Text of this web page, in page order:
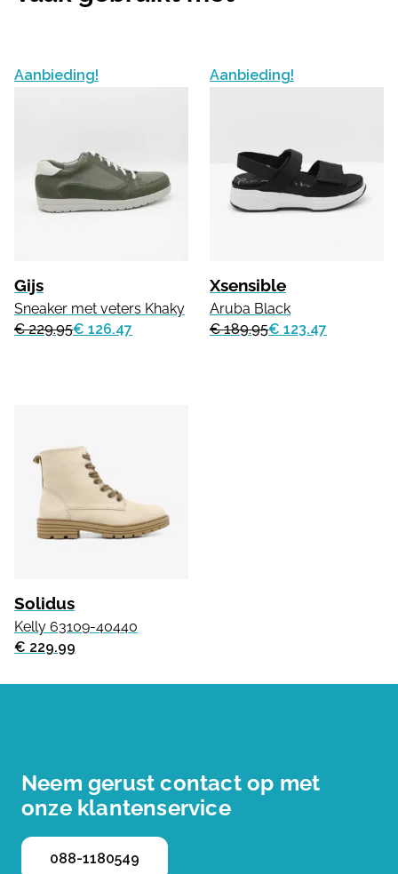
Aanbieding!
Gijs
Sneaker met veters Khaky
€ 229.95€ 126.47
Aanbieding!
Xsensible
Aruba Black
€ 189.95€ 123.47
Solidus
Kelly 63109-40440
€ 229.99
Neem gerust contact op met
onze klantenservice
088-1180549